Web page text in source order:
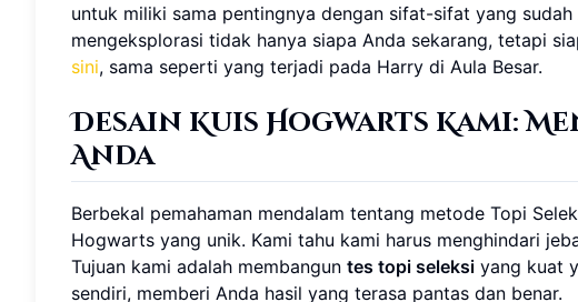
untuk miliki sama pentingnya dengan sifat-sifat yang
mengeksplorasi tidak hanya siapa Anda sekarang, tetapi
sini, sama seperti yang terjadi pada Harry di Aula Besar.
Desain Kuis Hogwarts Kami:
Anda
Berbekal pemahaman mendalam tentang metode Topi
Hogwarts yang unik. Kami tahu kami harus menghindari
Tujuan kami adalah membangun tes topi seleksi yang kuat
sendiri, memberi Anda hasil yang terasa pantas dan benar.